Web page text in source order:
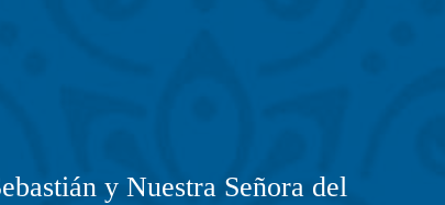
y Nuestra Señora del